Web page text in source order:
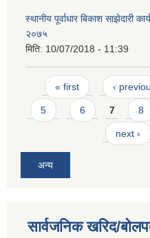
स्थानीय पूर्वाधार बिकाश साझेदारी
२०७५
मिति: 10/07/2018 - 11:39
Pages
« first ‹
5 6 7 8
next ›
अन्य
सार्वजनिक खरिद/